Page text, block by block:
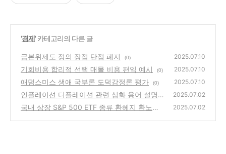
'경제' 카테고리의 다른 글
금본위제도 정의 장점 단점 폐지 (0) 2025.07.10
기회비용 합리적 선택 매몰 비용 편익 예시 (0) 2025.07.10
애덤스미스 생애 국부론 도덕감정론 평가 (0) 2025.07.10
인플레이션 디플레이션 관련 심화 용어 설명
(0)
2025.07.02
국내 상장 S&P 500 ETF 종류 환헤지 환노출
2025.07.02